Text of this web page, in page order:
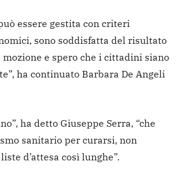
essere gestita con criteri
sono soddisfatta del risultato
e spero che i cittadini siano
ha continuato Barbara De Angeli
ha detto Giuseppe Serra, “che
sanitario per curarsi, non
d’attesa così lunghe”.